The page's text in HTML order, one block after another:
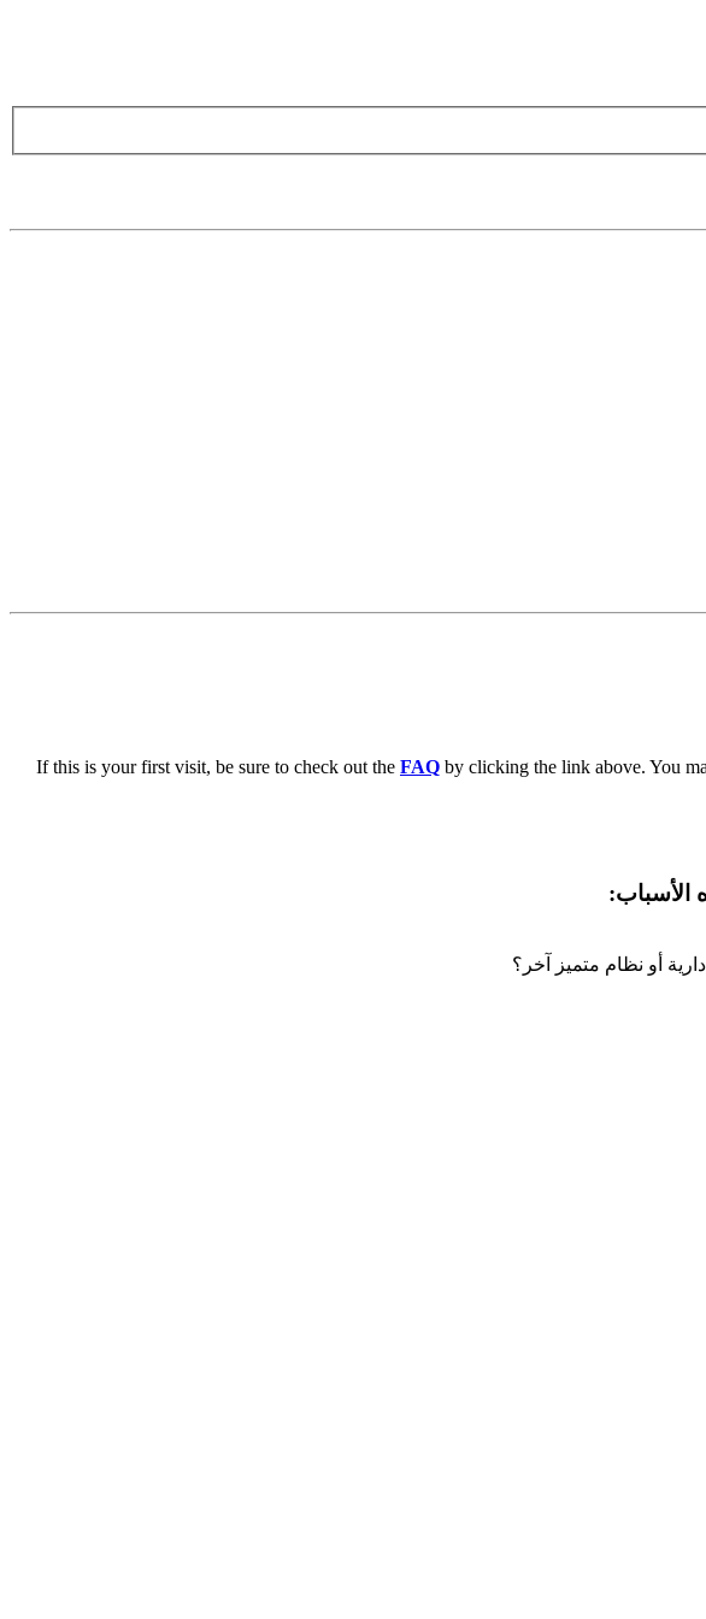
If this is your first visit, be sure to check out the FAQ by clicking the link above. You
الأسباب:
أو نظام متميز آخر؟